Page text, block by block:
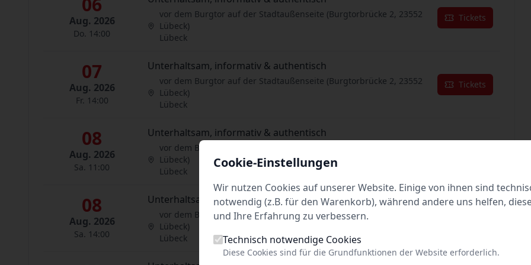
Aug. 2026
Do. 14:00
vor dem Burgtor auf der Stadtaußenseite (Burgtorbrücke 2, 23552
Lübeck)
Lübeck
Tickets
07
Aug. 2026
Fr. 14:00
Unterhaltsam, informativ & authentisch
vor dem Burgtor auf der Stadtaußenseite (Burgtorbrücke 2, 23552
Lübeck)
Lübeck
Tickets
08
Aug. 2026
Sa. 11:00
Unterhaltsam, informativ & authentisch
vor dem Burgtor auf der Stadtaußenseite (Burgtorbrücke 2, 23552
Lübeck)
Lübeck
08
Aug. 2026
Sa. 14:00
Unterhaltsam, informativ & authentisch
vor dem Burgtor auf der Stadtaußenseite (Burgtorbrücke 2, 23552
Lübeck)
Lübeck
Cookie-Einstellungen
Wir nutzen Cookies auf unserer Website. Einige von ihnen sind
notwendig (z.B. für den Warenkorb), während andere uns helfen,
und Ihre Erfahrung zu verbessern.
Technisch notwendige Cookies
Diese Cookies sind für die Grundfunktionen der Website erforderlich.